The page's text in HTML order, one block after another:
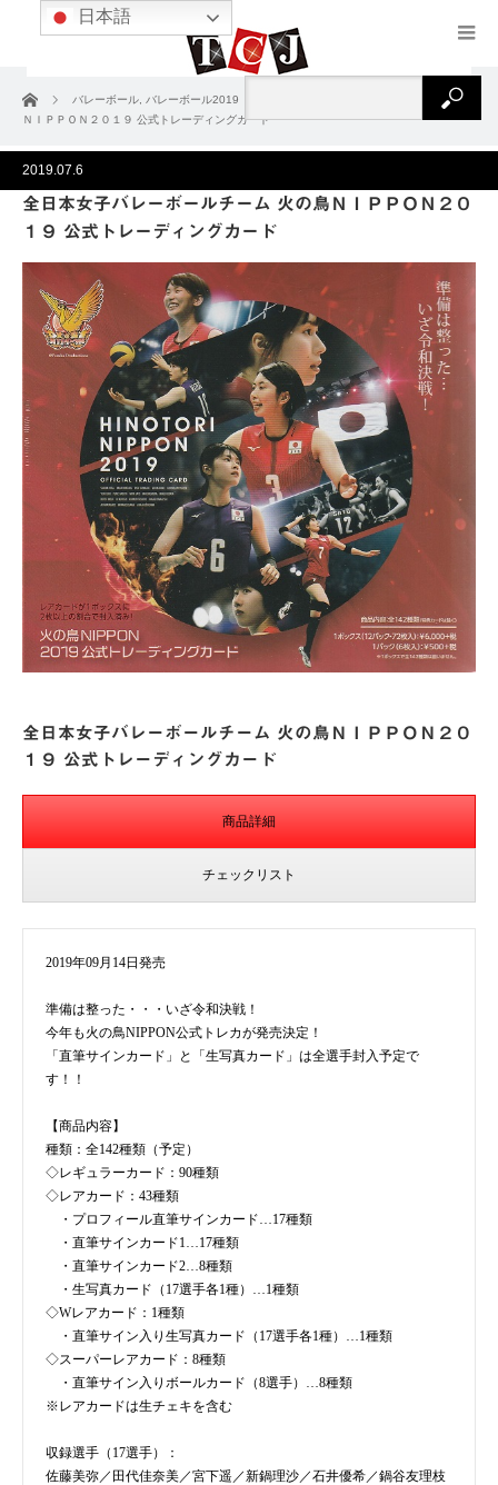
ホーム バレーボール バレーボール2019
全日本女子バレーボールチーム 火の鳥
ＮＩＰＰＯＮ２０１９ 公式トレーディングカード
2019.07.6
全日本女子バレーボールチーム 火の鳥ＮＩＰＰＯＮ２０
１９ 公式トレーディングカード
全日本女子バレーボールチーム 火の鳥ＮＩＰＰＯＮ２０
１９ 公式トレーディングカード
商品詳細
チェックリスト
2019年09月14日発売
準備は整った・・・いざ令和決戦！
今年も火の鳥NIPPON公式トレカが発売決定！
「直筆サインカード」と「生写真カード」は全選手封入予定で
す！！
【商品内容】
種類：全142種類（予定）
◇レギュラーカード：90種類
◇レアカード：43種類
・プロフィール直筆サインカード…17種類
・直筆サインカード1…17種類
・直筆サインカード2…8種類
・生写真カード（17選手各1種）…1種類
◇Wレアカード：1種類
・直筆サイン入り生写真カード（17選手各1種）…1種類
◇スーパーレアカード：8種類
・直筆サイン入りボールカード（8選手）…8種類
※レアカードは生チェキを含む
収録選手（17選手）：
佐藤美弥／田代佳奈美／宮下遥／新鍋理沙／石井優希／鍋谷友理枝
日本語